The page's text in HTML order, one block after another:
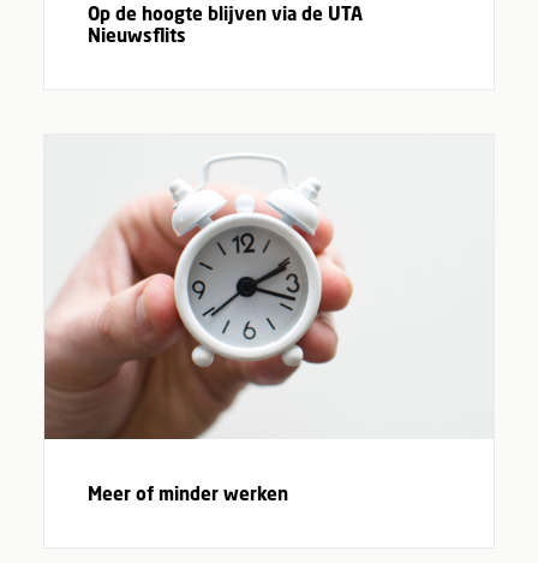
Op de hoogte blijven via de UTA
Nieuwsflits
Meer of minder werken